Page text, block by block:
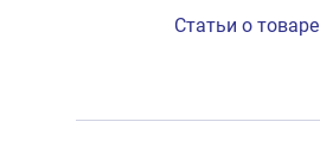
Статьи о товаре